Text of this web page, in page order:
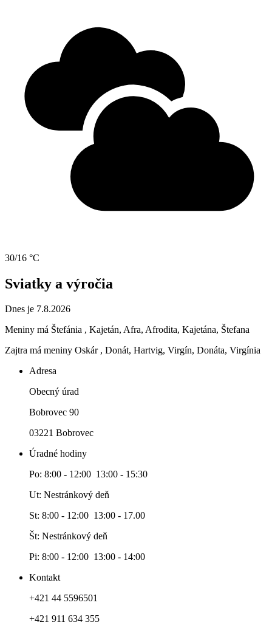
30/16 °C
Sviatky a výročia
Dnes je 7.8.2026
Meniny má Štefánia , Kajetán, Afra, Afrodita, Kajetána, Štefana
Zajtra má meniny Oskár , Donát, Hartvig, Virgín, Donáta, Virgínia
Adresa
Obecný úrad
Bobrovec 90
03221 Bobrovec
Úradné hodiny
Po: 8:00 - 12:00 13:00 - 15:30
Ut: Nestránkový deň
St: 8:00 - 12:00 13:00 - 17.00
Št: Nestránkový deň
Pi: 8:00 - 12:00 13:00 - 14:00
Kontakt
+421 44 5596501
+421 911 634 355